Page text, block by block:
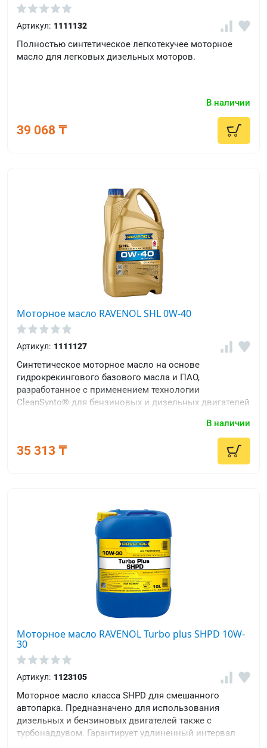
Артикул: 1111132
Полностью синтетическое легкотекучее моторное
масло для легковых дизельных моторов.
В наличии
39 068 ₸
Моторное масло RAVENOL SHL 0W-40
Артикул: 1111127
Синтетическое моторное масло на основе
гидрокрекингового базового масла и ПАО,
разработанное с применением технологии
CleanSynto® для бензиновых и дизельных двигателей
В наличии
35 313 ₸
Моторное масло RAVENOL Turbo plus SHPD 10W-
30
Артикул: 1123105
Моторное масло класса SHPD для смешанного
автопарка. Предназначено для использования
дизельных и бензиновых двигателей также с
турбонаддувом. Гарантирует удлиненный интервал